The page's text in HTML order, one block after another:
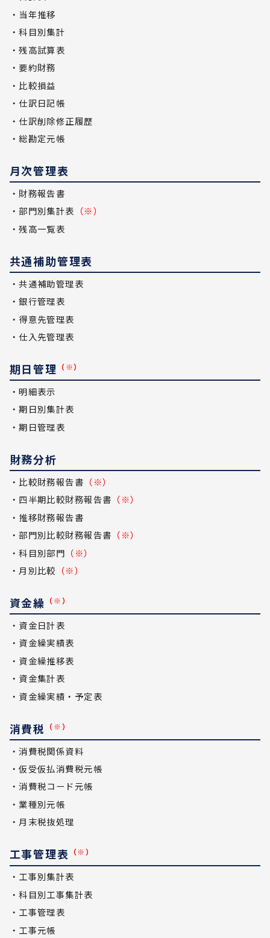
・当年推移
・科目別集計
・残高試算表
・要約財務
・比較損益
・仕訳日記帳
・仕訳削除修正履歴
・総勘定元帳
月次管理表
・財務報告書
・部門別集計表 （※）
・残高一覧表
共通補助管理表
・共通補助管理表
・銀行管理表
・得意先管理表
・仕入先管理表
期日管理 （※）
・明細表示
・期日別集計表
・期日管理表
財務分析
・比較財務報告書 （※）
・四半期比較財務報告書 （※）
・推移財務報告書
・部門別比較財務報告書 （※）
・科目別部門 （※）
・月別比較 （※）
資金繰 （※）
・資金日計表
・資金繰実績表
・資金繰推移表
・資金集計表
・資金繰実績・予定表
消費税 （※）
・消費税関係資料
・仮受仮払消費税元帳
・消費税コード元帳
・業種別元帳
・月末税抜処理
工事管理表 （※）
・工事別集計表
・科目別工事集計表
・工事管理表
・工事元帳